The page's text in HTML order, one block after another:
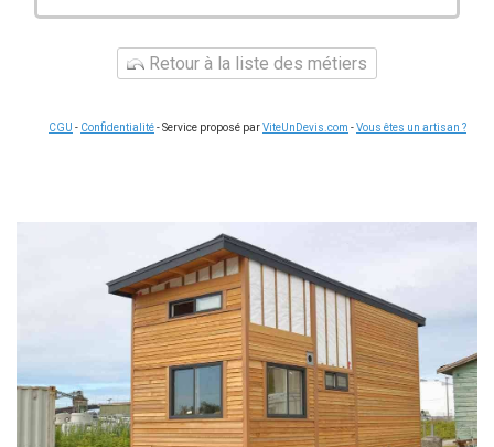
Retour à la liste des métiers
CGU - Confidentialité- Service proposé parViteUnDevis.com -Vous êtes un artisan ?